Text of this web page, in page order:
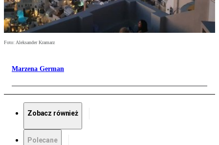
Foto: Aleksander Kramarz
Marzena German
Zobacz również
Polecane